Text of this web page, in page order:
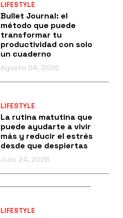
LIFESTYLE
Bullet Journal: el
método que puede
transformar tu
productividad con solo
un cuaderno
Agosto 04, 2026
LIFESTYLE
La rutina matutina que
puede ayudarte a vivir
más y reducir el estrés
desde que despiertas
Julio 24, 2026
LIFESTYLE